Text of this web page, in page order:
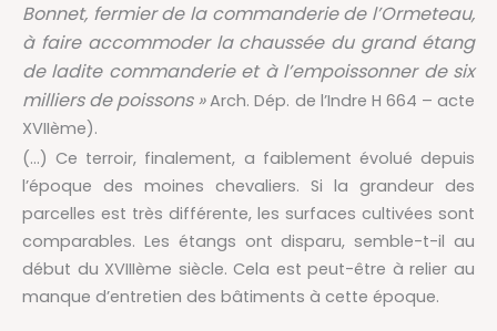
Bonnet, fermier de la commanderie de l’Ormeteau,
à faire accommoder la chaussée du grand étang
de ladite commanderie et à l’empoissonner de six
milliers de poissons »Arch. Dép. de l’Indre H 664 – acte
XVIIème).
(…) Ce terroir, finalement, a faiblement évolué depuis
l’époque des moines chevaliers. Si la grandeur des
parcelles est très différente, les surfaces cultivées sont
comparables. Les étangs ont disparu, semble-t-il au
début du XVIIIème siècle. Cela est peut-être à relier au
manque d’entretien des bâtiments à cette époque.